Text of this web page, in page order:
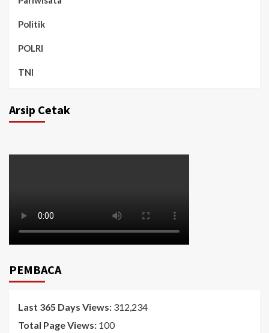
Politik
POLRI
TNI
Arsip Cetak
PEMBACA
Last 365 Days Views: 312,234
Total Page Views: 100